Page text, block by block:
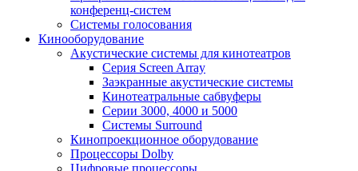
конференц-систем
Системы голосования
Кинооборудование
Акустические системы для кинотеатров
Cерия Screen Array
Заэкранные акустические системы
Кинотеатральные сабвуферы
Серии 3000, 4000 и 5000
Системы Surround
Кинопроекционное оборудование
Процессоры Dolby
Цифровые процессоры